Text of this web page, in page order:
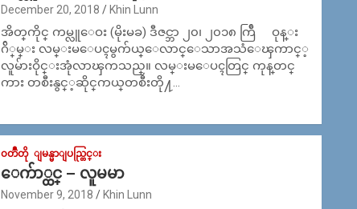
December 20, 2018 Khin Lunn
အိတ္​ကိုင္​ ကမ္လူေဝး (မိုးမခ) ဒီဇင္ဘာ ၂၀၊ ၂၀၁၈ က်ြီ ဝုန္​း
ဂ်ိ္​မ္​း လမ္​းမ​ေပၚမွက်ယ္​​ေလာင္​​ေသာအသံ​ေၾကာင္​့
လူမ်ားဝိုင္​းအုံလာၾကသည္​။ လမ္​းမ​ေပၚတြင္​ ကုန္​တင္​
ကား တစီးနွင္​့ဆိုင္​ကယ္​တစီးတို႔…
၀တၳဳတို ျမန္မာျပည္တြင္း
ေက်ာ္ထင္ – လူမမာ
November 9, 2018 Khin Lunn